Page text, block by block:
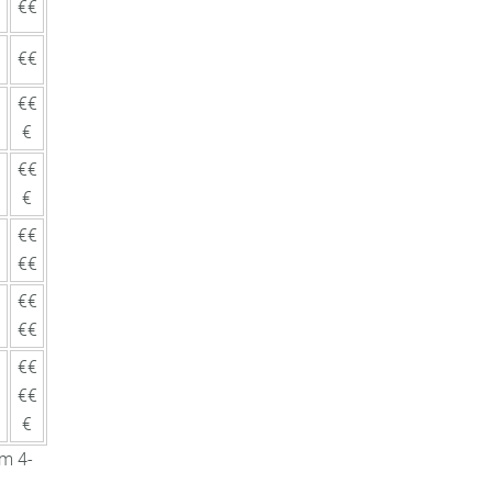
€€
€€
€€
€
€€
€
€€
€€
€€
€€
€€
€€
€
4-